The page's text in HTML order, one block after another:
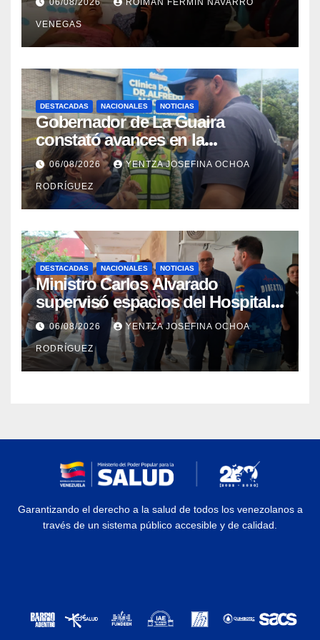
campamentos de La Guaira
06/08/2026 ROIMAN FERMIN NAVARRO
VENEGAS
DESTACADAS NACIONALES NOTICIAS
Gobernador de La Guaira
constató avances en la
rehabilitación del Hospitalito de
Catia la Mar
06/08/2026 YENTZA JOSEFINA OCHOA
RODRÍGUEZ
DESTACADAS NACIONALES NOTICIAS
Ministro Carlos Alvarado
supervisó espacios del Hospital
Dermatológico Dr. Martín Vegas
en La Guaira
06/08/2026 YENTZA JOSEFINA OCHOA
RODRÍGUEZ
Garantizando el derecho a la salud de todos los venezolanos a
través de un sistema público accesible y de calidad.